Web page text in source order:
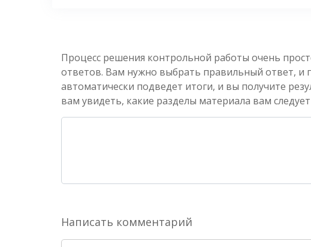
Процесс решения контрольной работы очень
ответов. Вам нужно выбрать правильный ответ, и
автоматически подведет итоги, и вы получите
вам увидеть, какие разделы материала вам
Написать комментарий